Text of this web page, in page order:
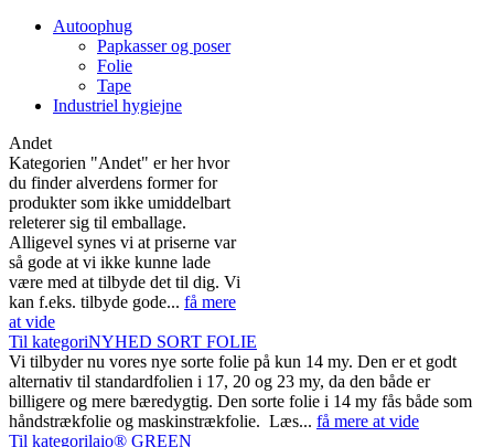
Autoophug
Papkasser og poser
Folie
Tape
Industriel hygiejne
Andet
Kategorien "Andet" er her hvor
du finder alverdens former for
produkter som ikke umiddelbart
releterer sig til emballage.
Alligevel synes vi at priserne var
så gode at vi ikke kunne lade
være med at tilbyde det til dig. Vi
kan f.eks. tilbyde gode... få mere
at vide
Til kategoriNYHED SORT FOLIE
Vi tilbyder nu vores nye sorte folie på kun 14 my. Den er et godt
alternativ til standardfolien i 17, 20 og 23 my, da den både er
billigere og mere bæredygtig. Den sorte folie i 14 my fås både som
håndstrækfolie og maskinstrækfolie. Læs... få mere at vide
Til kategorilaio® GREEN